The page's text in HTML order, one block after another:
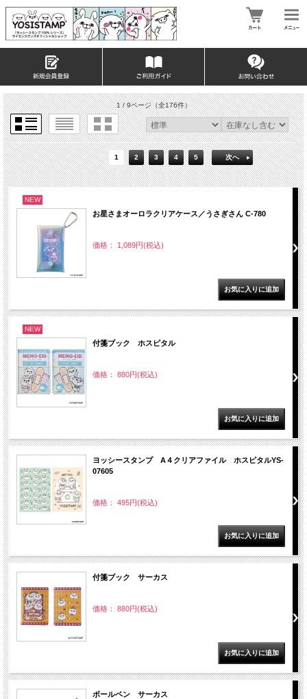
1 / 9ページ（全176件）
1 2 3 4 5 次へ
NEW
お星さまオーロラクリアケース／うさぎさん C-780
価格： 1,089円(税込)
NEW
付箋ブック ホスピタル
価格： 880円(税込)
ヨッシースタンプ A４クリアファイル ホスピタルYS-
07605
価格： 495円(税込)
付箋ブック サーカス
価格： 880円(税込)
ボールペン サーカス